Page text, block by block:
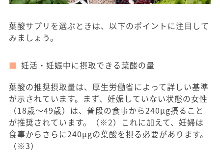
葉酸サプリを選ぶときは、以下のポイントに注目して
みましょう。
妊活・妊娠中に摂取できる葉酸の量
葉酸の推奨摂取量は、厚生労働省によって詳しい基準
が示されています。まず、妊娠していない状態の女性
（18歳〜49歳）は、普段の食事から240μg摂ること
が推奨されています。（※2）これに加えて、妊婦は
食事からさらに240μgの葉酸を摂る必要があります。
（※3）